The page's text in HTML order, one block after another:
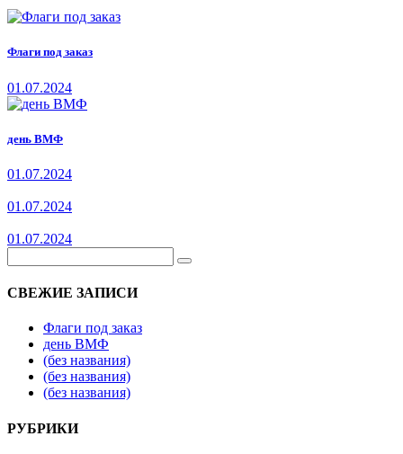
Флаги под заказ
01.07.2024
день ВМФ
01.07.2024
01.07.2024
01.07.2024
СВЕЖИЕ ЗАПИСИ
Флаги под заказ
день ВМФ
(без названия)
(без названия)
(без названия)
РУБРИКИ